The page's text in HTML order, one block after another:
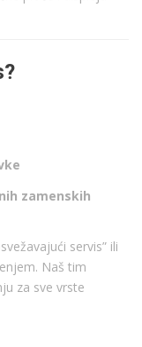
zamenskih
servis” ili
Naš tim
za sve vrste